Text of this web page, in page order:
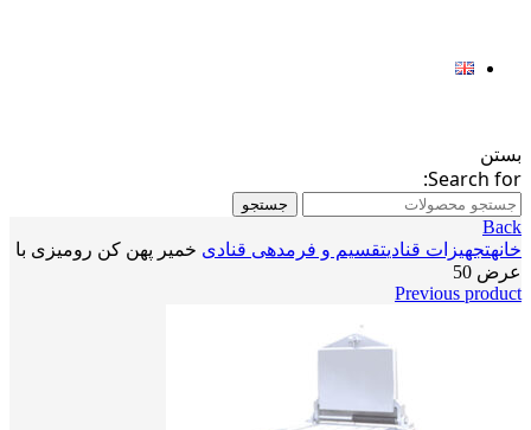
بستن
Search for:
جستجو
Back
خانهتجهیزات قنادیتقسیم و فرمدهی قنادی خمیر پهن کن رومیزی با
عرض 50
Previous product